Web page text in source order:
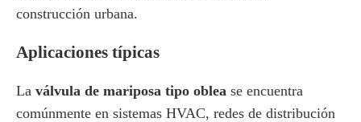
construcción urbana.
Aplicaciones típicas
La válvula de mariposa tipo oblea se encuentra
comúnmente en sistemas HVAC, redes de distribución